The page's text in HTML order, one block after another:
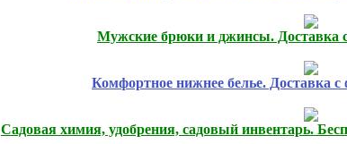
Мужские брюки и джинсы. Доставка
Комфортное нижнее белье. Доставка
Садовая химия, удобрения, садовый инвентарь.